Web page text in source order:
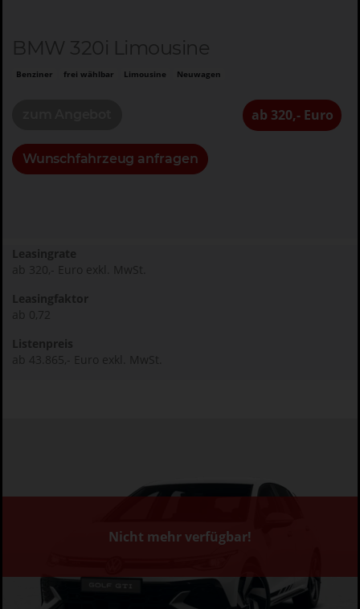
BMW 320i Limousine
Benziner frei wählbar Limousine Neuwagen
ab 320,- Euro
Wunschfahrzeug anfragen
Leasingrate
ab 320,- Euro exkl. MwSt.
Leasingfaktor
ab 0,72
Listenpreis
ab 43.865,- Euro exkl. MwSt.
Nicht mehr verfügbar!